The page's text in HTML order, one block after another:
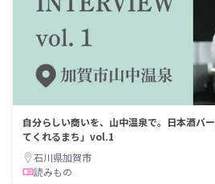
自分らしい商いを、山中温泉で。日本酒バ
てくれるまち」vol.1
石川県加賀市
読みもの